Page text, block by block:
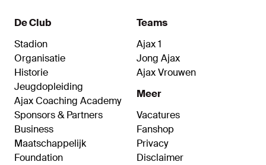
De Club
Stadion
Organisatie
Historie
Jeugdopleiding
Ajax Coaching Academy
Sponsors & Partners
Business
Maatschappelijk
Foundation
Teams
Ajax 1
Jong Ajax
Ajax Vrouwen
Meer
Vacatures
Fanshop
Privacy
Disclaimer